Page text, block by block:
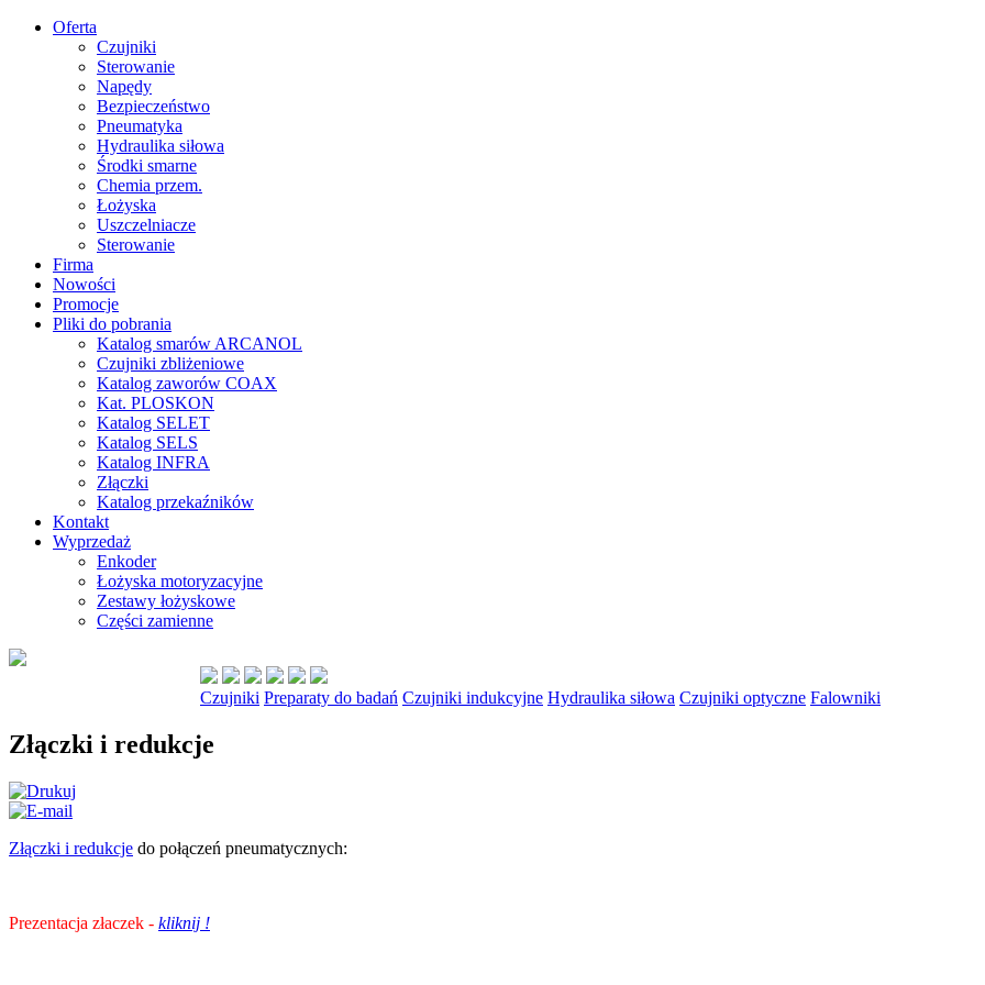
Oferta
Czujniki
Sterowanie
Napędy
Bezpieczeństwo
Pneumatyka
Hydraulika siłowa
Środki smarne
Chemia przem.
Łożyska
Uszczelniacze
Sterowanie
Firma
Nowości
Promocje
Pliki do pobrania
Katalog smarów ARCANOL
Czujniki zbliżeniowe
Katalog zaworów COAX
Kat. PLOSKON
Katalog SELET
Katalog SELS
Katalog INFRA
Złączki
Katalog przekaźników
Kontakt
Wyprzedaż
Enkoder
Łożyska motoryzacyjne
Zestawy łożyskowe
Części zamienne
Czujniki Preparaty do badań Czujniki indukcyjne Hydraulika siłowa Czujniki optyczne Falowniki
Złączki i redukcje
Złączki i redukcje do połączeń pneumatycznych:
Prezentacja złaczek - kliknij !